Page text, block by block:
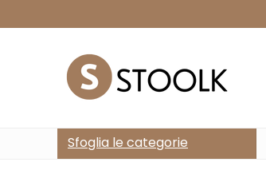
Sfoglia le categorie